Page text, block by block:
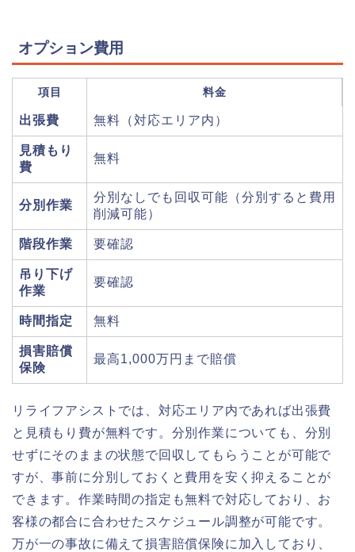
オプション費用
項目 料金
出張費 無料（対応エリア内）
見積もり
費
無料
分別作業
分別なしでも回収可能（分別すると費用
削減可能）
階段作業 要確認
吊り下げ
作業
要確認
時間指定 無料
損害賠償
保険
最高1,000万円まで賠償
リライフアシストでは、対応エリア内であれば出張費
と見積もり費が無料です。分別作業についても、分別
せずにそのままの状態で回収してもらうことが可能で
すが、事前に分別しておくと費用を安く抑えることが
できます。作業時間の指定も無料で対応しており、お
客様の都合に合わせたスケジュール調整が可能です。
万が一の事故に備えて損害賠償保険に加入しており、